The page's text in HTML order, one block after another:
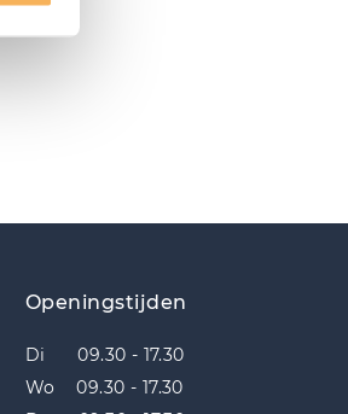
Openingstijden
Di 09.30 - 17.30
Wo 09.30 - 17.30